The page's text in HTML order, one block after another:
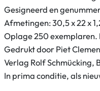
k
l
e
u
r
l
Gesigneerd en
Afmetingen: 30,5 x 22 x
Oplage 250 exemplaren.
Gedrukt door Piet
Verlag Rolf Schmücking,
In prima conditie, als